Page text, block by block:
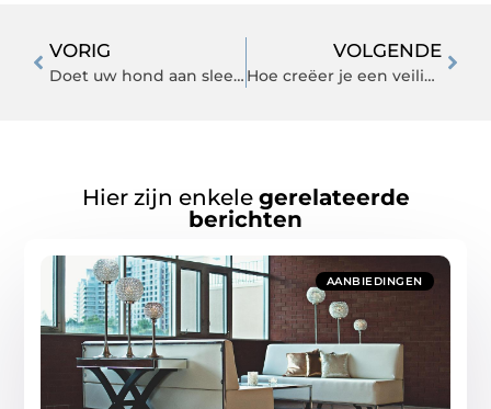
VORIG
Doet uw hond aan sleeën? Lees dan goed!
VOLGENDE
Hoe creëer je een veilig magazijn?
Hier zijn enkele gerelateerde
berichten
AANBIEDINGEN